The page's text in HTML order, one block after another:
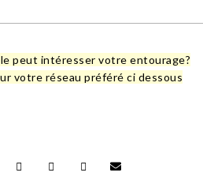
peut intéresser votre entourage?
votre réseau préféré ci dessous